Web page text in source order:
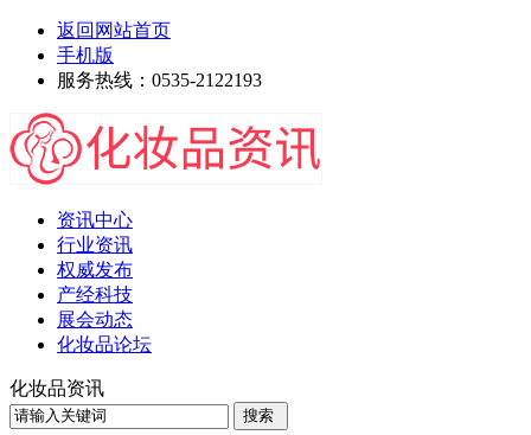
返回网站首页
手机版
服务热线：0535-2122193
资讯中心
行业资讯
权威发布
产经科技
展会动态
化妆品论坛
化妆品资讯